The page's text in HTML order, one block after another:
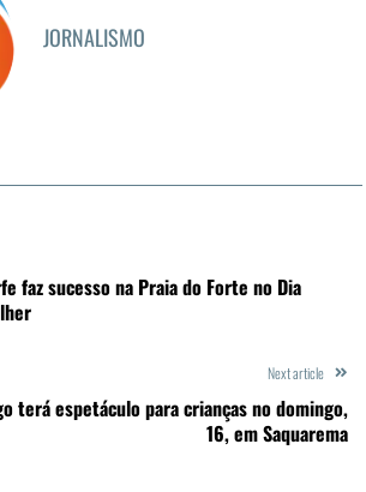
JORNALISMO
faz sucesso na Praia do Forte no Dia
Next article
terá espetáculo para crianças no domingo,
16, em Saquarema